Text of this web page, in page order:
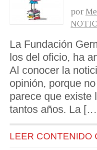
por
La Fundación
los del oficio, ha
Al conocer la
opinión, porque
parece que existe
tantos años. La
LEER CONTENIDO